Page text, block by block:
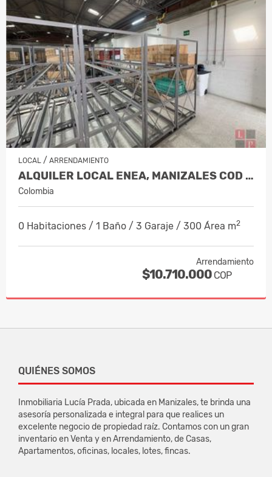
LOCAL / ARRENDAMIENTO
ALQUILER LOCAL ENEA, MANIZALES COD 1…
Colombia
0 Habitaciones / 1 Baño / 3 Garaje / 300 Área m2
Arrendamiento
$10.710.000 COP
QUIÉNES SOMOS
Inmobiliaria Lucía Prada, ubicada en Manizales, te brinda una
asesoría personalizada e integral para que realices un
excelente negocio de propiedad raíz. Contamos con un gran
inventario en Venta y en Arrendamiento, de Casas,
Apartamentos, oficinas, locales, lotes, fincas.